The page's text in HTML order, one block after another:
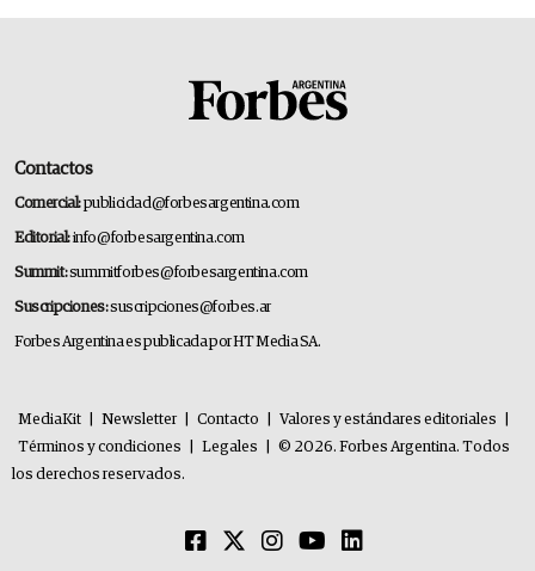
Contactos
Comercial:publicidad@forbesargentina.com
Editorial:info@forbesargentina.com
Summit:summitforbes@forbesargentina.com
Suscripciones:suscripciones@forbes.ar
Forbes Argentina es publicada por HT Media SA.
MediaKit Newsletter Contacto Valores y estándares editoriales
Términos y condiciones
Legales
© 2026. Forbes Argentina. Todos
los derechos reservados.